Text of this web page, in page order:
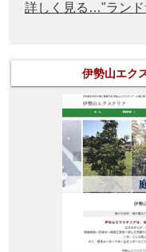
詳しく見る…"ランド
伊勢山エク